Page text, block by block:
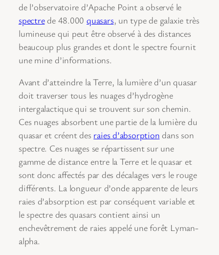
de l’observatoire d’Apache Point a observé le
spectrede 48.000quasars, un type de galaxie très
lumineuse qui peut être observé à des distances
beaucoup plus grandes et dont le spectre fournit
une mine d’informations.
Avant d’atteindre la Terre, la lumière d’un quasar
doit traverser tous les nuages d’hydrogène
intergalactique qui se trouvent sur son chemin.
Ces nuages absorbent une partie de la lumière du
quasar et créent des raies d’absorption dans son
spectre. Ces nuages se répartissent sur une
gamme de distance entre la Terre et le quasar et
sont donc affectés par des décalages vers le rouge
différents. La longueur d’onde apparente de leurs
raies d’absorption est par conséquent variable et
le spectre des quasars contient ainsi un
enchevêtrement de raies appelé une forêt Lyman-
alpha.